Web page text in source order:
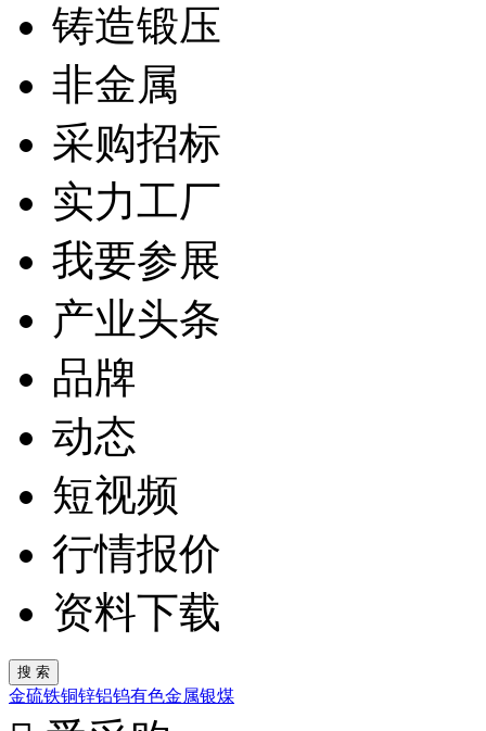
铸造锻压
非金属
采购招标
实力工厂
我要参展
产业头条
品牌
动态
短视频
行情报价
资料下载
金硫铁铜锌铝钨有色金属银煤